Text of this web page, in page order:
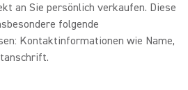
an Sie persönlich verkaufen. Diese
folgende
Kontaktinformationen wie Name,